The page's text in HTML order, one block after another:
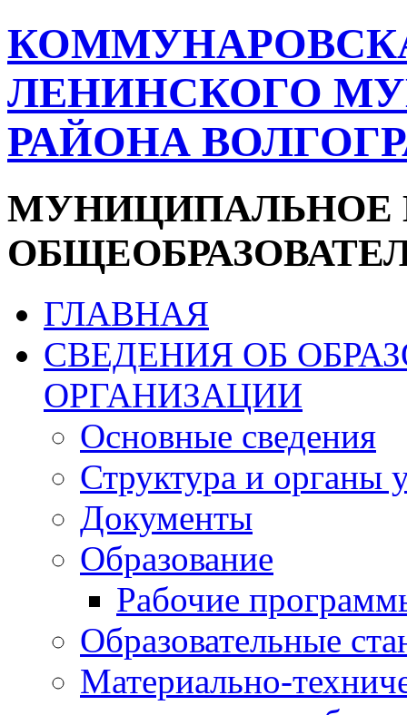
ЛЕНИНСКОГО
РАЙОНА
МУНИЦИПАЛЬНОЕ
ГЛАВНАЯ
СВЕДЕНИЯ ОБ
ОРГАНИЗАЦИИ
Основные сведения
Структура и органы
Документы
Образование
Рабочие
Образовательные
Материально-